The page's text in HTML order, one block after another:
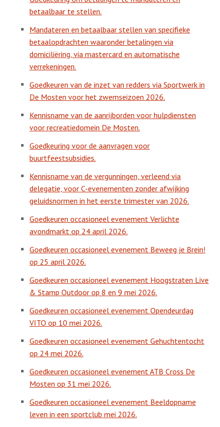
betaalbaar te stellen.
Mandateren en betaalbaar stellen van specifieke
betaalopdrachten waaronder betalingen via
domiciliëring, via mastercard en automatische
verrekeningen.
Goedkeuren van de inzet van redders via Sportwerk in
De Mosten voor het zwemseizoen 2026.
Kennisname van de aanrijborden voor hulpdiensten
voor recreatiedomein De Mosten.
Goedkeuring voor de aanvragen voor
buurtfeestsubsidies.
Kennisname van de vergunningen, verleend via
delegatie, voor C-evenementen zonder afwijking
geluidsnormen in het eerste trimester van 2026.
Goedkeuren occasioneel evenement Verlichte
avondmarkt op 24 april 2026.
Goedkeuren occasioneel evenement Beweeg je Brein!
op 25 april 2026.
Goedkeuren occasioneel evenement Hoogstraten Live
& Stamp Outdoor op 8 en 9 mei 2026.
Goedkeuren occasioneel evenement Opendeurdag
VITO op 10 mei 2026.
Goedkeuren occasioneel evenement Gehuchtentocht
op 24 mei 2026.
Goedkeuren occasioneel evenement ATB Cross De
Mosten op 31 mei 2026.
Goedkeuren occasioneel evenement Beeldopname
leven in een sportclub mei 2026.